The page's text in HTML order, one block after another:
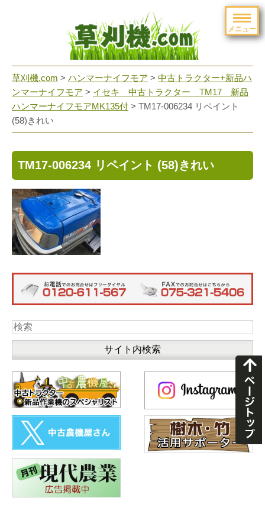
メニュー
草刈機.com > ハンマーナイフモア > 中古トラクター+新品ハ
ンマーナイフモア > イセキ 中古トラクター TM17 新品
ハンマーナイフモアMK135付 > TM17-006234 リペイント
(58)きれい
TM17-006234 リペイント (58)きれい